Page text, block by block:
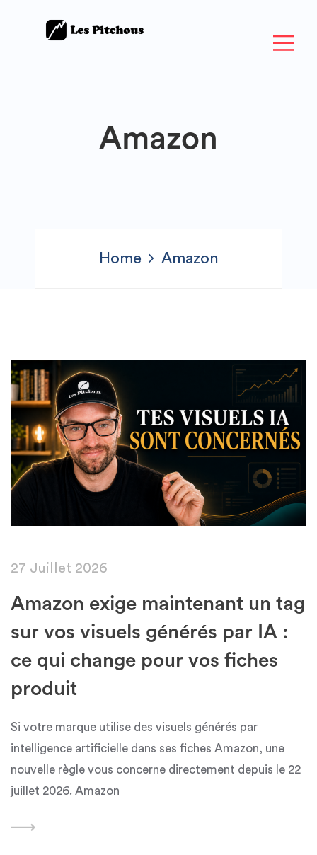
Amazon
Home Amazon
Featured
27 Juillet 2026
Amazon exige maintenant un tag
sur vos visuels générés par IA :
ce qui change pour vos fiches
produit
Si votre marque utilise des visuels générés par
intelligence artificielle dans ses fiches Amazon, une
nouvelle règle vous concerne directement depuis le 22
juillet 2026. Amazon